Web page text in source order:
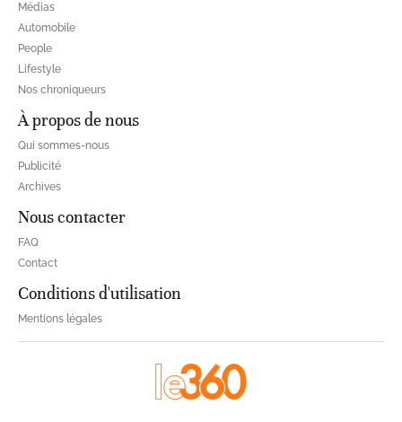
Médias
Automobile
People
Lifestyle
Nos chroniqueurs
À propos de nous
Qui sommes-nous
Publicité
Archives
Nous contacter
FAQ
Contact
Conditions d'utilisation
Mentions légales